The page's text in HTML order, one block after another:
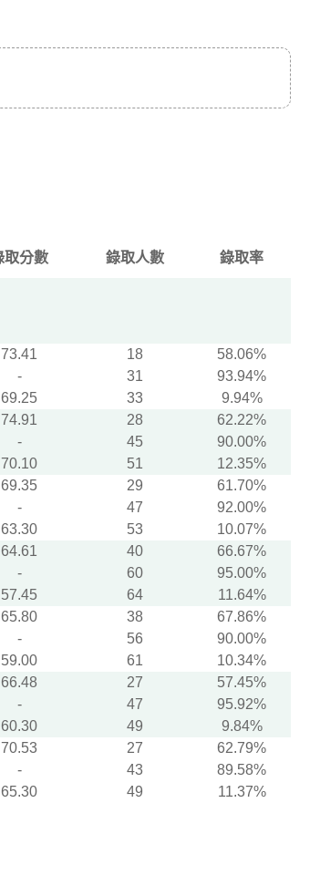
取分數 錄取人數 錄取率
73.41 18
58.06%
- 31
93.94%
69.25 33 9.94%
74.91 28
62.22%
- 45
90.00%
70.10 51 12.35%
69.35 29
61.70%
- 47
92.00%
63.30 53 10.07%
64.61 40
66.67%
- 60
95.00%
57.45 64 11.64%
65.80 38
67.86%
- 56
90.00%
59.00 61 10.34%
66.48 27
57.45%
- 47
95.92%
60.30 49 9.84%
70.53 27
62.79%
- 43
89.58%
65.30 49 11.37%